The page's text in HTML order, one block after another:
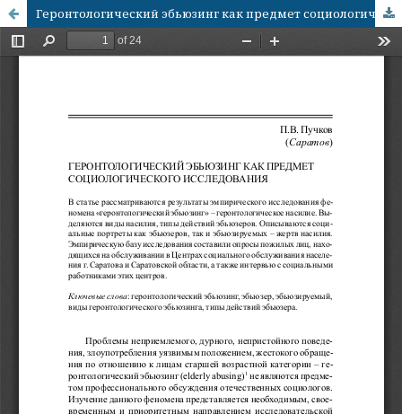
Геронтологический эбьюзинг как предмет социологического исследования